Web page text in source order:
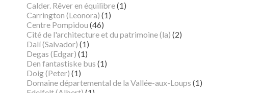
Calder. Rêver en équilibre(1)
Carrington (Leonora) (1)
Centre Pompidou (46)
Cité de l'architecture et du patrimoine (la) (2)
Dalí (Salvador) (1)
Degas (Edgar) (1)
Den fantastiske bus (1)
Doig (Peter) (1)
Domaine départemental de la Vallée-aux-Loups (1)